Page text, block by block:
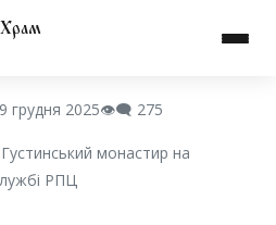
Храм
грудня 2025👁️‍🗨️ 275
Густинський монастир на
РПЦ